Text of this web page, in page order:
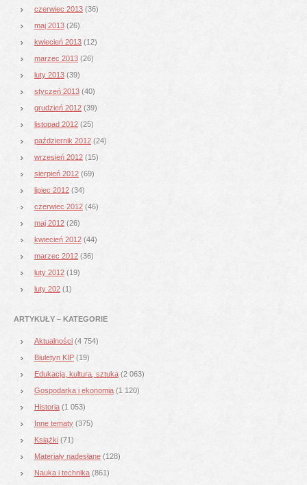
czerwiec 2013 (36)
maj 2013 (26)
kwiecień 2013 (12)
marzec 2013 (26)
luty 2013 (39)
styczeń 2013 (40)
grudzień 2012 (39)
listopad 2012 (25)
październik 2012 (24)
wrzesień 2012 (15)
sierpień 2012 (69)
lipiec 2012 (34)
czerwiec 2012 (46)
maj 2012 (26)
kwiecień 2012 (44)
marzec 2012 (36)
luty 2012 (19)
luty 202 (1)
ARTYKUŁY – KATEGORIE
Aktualności (4 754)
Biuletyn KIP (19)
Edukacja, kultura, sztuka (2 063)
Gospodarka i ekonomia (1 120)
Historia (1 053)
Inne tematy (375)
Książki (71)
Materiały nadesłane (128)
Nauka i technika (861)